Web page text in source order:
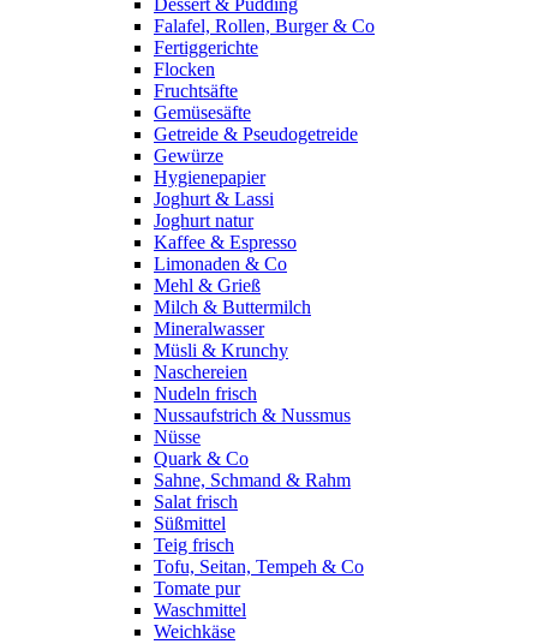
Dessert & Pudding
Falafel, Rollen, Burger & Co
Fertiggerichte
Flocken
Fruchtsäfte
Gemüsesäfte
Getreide & Pseudogetreide
Gewürze
Hygienepapier
Joghurt & Lassi
Joghurt natur
Kaffee & Espresso
Limonaden & Co
Mehl & Grieß
Milch & Buttermilch
Mineralwasser
Müsli & Krunchy
Naschereien
Nudeln frisch
Nussaufstrich & Nussmus
Nüsse
Quark & Co
Sahne, Schmand & Rahm
Salat frisch
Süßmittel
Teig frisch
Tofu, Seitan, Tempeh & Co
Tomate pur
Waschmittel
Weichkäse